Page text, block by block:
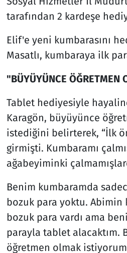
tarafından 2 kardeşe
Elif'e yeni kumbarasını
Masatlı, kumbaraya ilk
"BÜYÜYÜNCE ÖĞRETMEN
Tablet hediyesiyle
Karagön, büyüyünce
istediğini belirterek, “İlk
girmişti. Kumbaramı
ağabeyiminki
Benim kumbaramda
bozuk para yoktu. Abimin
bozuk para vardı ama
parayla tablet alacaktım.
öğretmen olmak